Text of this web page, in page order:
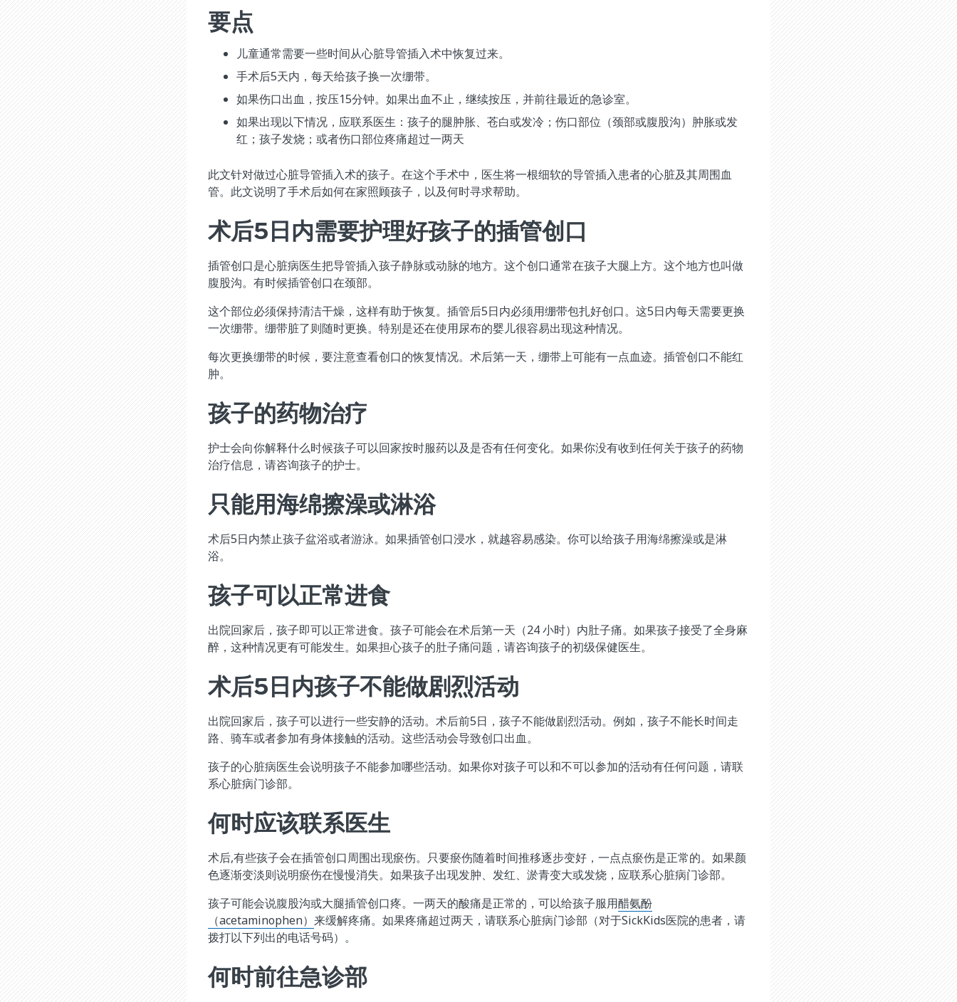
要点
儿童通常需要一些时间从心脏导管插入术中恢复过来。
手术后5天内，每天给孩子换一次绷带。
如果伤口出血，按压15分钟。如果出血不止，继续按压，并前往最近的急诊室。
如果出现以下情况，应联系医生：孩子的腿肿胀、苍白或发冷；伤口部位（颈部或腹股沟）肿胀或发
红；孩子发烧；或者伤口部位疼痛超过一两天
此文针对做过心脏导管插入术的孩子。在这个手术中，医生将一根细软的导管插入患者的心脏及其周围血
管。此文说明了手术后如何在家照顾孩子，以及何时寻求帮助。
术后5日内需要护理好孩子的插管创口
插管创口是心脏病医生把导管插入孩子静脉或动脉的地方。这个创口通常在孩子大腿上方。这个地方也叫做
腹股沟。有时候插管创口在颈部。
这个部位必须保持清洁干燥，这样有助于恢复。插管后5日内必须用绷带包扎好创口。这5日内每天需要更换
一次绷带。绷带脏了则随时更换。特别是还在使用尿布的婴儿很容易出现这种情况。
每次更换绷带的时候，要注意查看创口的恢复情况。术后第一天，绷带上可能有一点血迹。插管创口不能红
肿。
孩子的药物治疗
护士会向你解释什么时候孩子可以回家按时服药以及是否有任何变化。如果你没有收到任何关于孩子的药物
治疗信息，请咨询孩子的护士。
只能用海绵擦澡或淋浴
术后5日内禁止孩子盆浴或者游泳。如果插管创口浸水，就越容易感染。你可以给孩子用海绵擦澡或是淋
浴。
孩子可以正常进食
出院回家后，孩子即可以正常进食。孩子可能会在术后第一天（24 小时）内肚子痛。如果孩子接受了全身麻
醉，这种情况更有可能发生。如果担心孩子的肚子痛问题，请咨询孩子的初级保健医生。
术后5日内孩子不能做剧烈活动
出院回家后，孩子可以进行一些安静的活动。术后前5日，孩子不能做剧烈活动。例如，孩子不能长时间走
路、骑车或者参加有身体接触的活动。这些活动会导致创口出血。
孩子的心脏病医生会说明孩子不能参加哪些活动。如果你对孩子可以和不可以参加的活动有任何问题，请联
系心脏病门诊部。
何时应该联系医生
术后,有些孩子会在插管创口周围出现瘀伤。只要瘀伤随着时间推移逐步变好，一点点瘀伤是正常的。如果颜
色逐渐变淡则说明瘀伤在慢慢消失。如果孩子出现发肿、发红、淤青变大或发烧，应联系心脏病门诊部。
孩子可能会说腹股沟或大腿插管创口疼。一两天的酸痛是正常的，可以给孩子服用醋氨酚
（acetaminophen） 来缓解疼痛。如果疼痛超过两天，请联系心脏病门诊部（对于SickKids医院的患者，请
拨打以下列出的电话号码）。
何时前往急诊部